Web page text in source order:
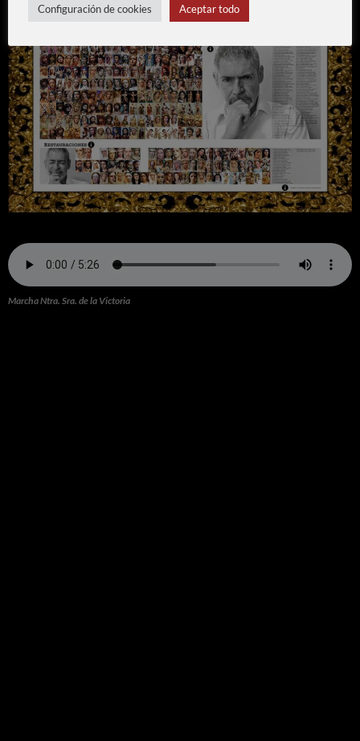
Marcha Ntra. Sra. de la Victoria
Configuración de cookies Aceptar todo